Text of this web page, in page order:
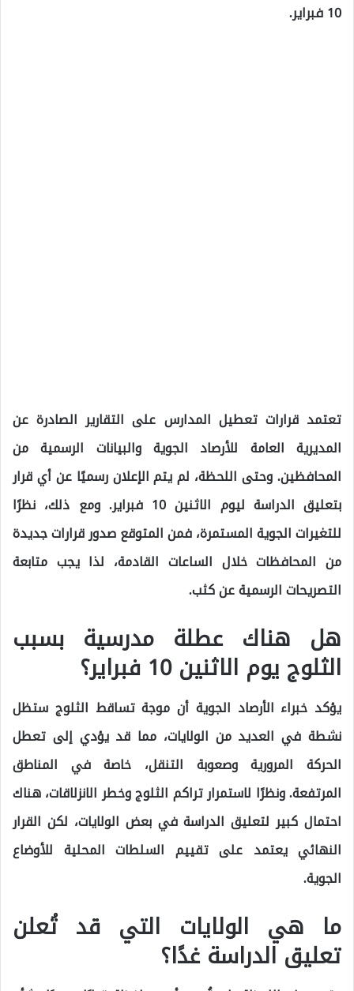
10 فبراير.
تعتمد قرارات تعطيل المدارس على التقارير الصادرة عن
المديرية العامة للأرصاد الجوية والبيانات الرسمية من
المحافظين. وحتى اللحظة، لم يتم الإعلان رسميًا عن أي قرار
بتعليق الدراسة ليوم الاثنين 10 فبراير. ومع ذلك، نظرًا
للتغيرات الجوية المستمرة، فمن المتوقع صدور قرارات جديدة
من المحافظات خلال الساعات القادمة، لذا يجب متابعة
التصريحات الرسمية عن كثب.
هل هناك عطلة مدرسية بسبب
الثلوج يوم الاثنين 10 فبراير؟
يؤكد خبراء الأرصاد الجوية أن موجة تساقط الثلوج ستظل
نشطة في العديد من الولايات، مما قد يؤدي إلى تعطل
الحركة المرورية وصعوبة التنقل، خاصة في المناطق
المرتفعة. ونظرًا لاستمرار تراكم الثلوج وخطر الانزلاقات، هناك
احتمال كبير لتعليق الدراسة في بعض الولايات، لكن القرار
النهائي يعتمد على تقييم السلطات المحلية للأوضاع
الجوية.
ما هي الولايات التي قد تُعلن
تعليق الدراسة غدًا؟